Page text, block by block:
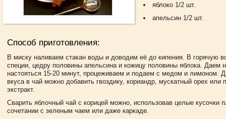
яблоко 1/2 шт.
апельсин 1/2 шт.
Способ приготовления:
В миску наливаем стакан воды и доводим её до кипения. В горячую
специи, цедру половины апельсина и кожицу половины яблока. Даем
настояться 15-20 минут, процеживаем и подаем с медом и лимоном.
вкуса в чай можно добавить гвоздику, кориандр, мускатный орех или
экстракт.
Сварить яблочный чай с корицей можно, использовав целые кусочки
сочетании с зеленым чаем или даже каркаде.